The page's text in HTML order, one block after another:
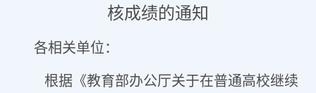
核成绩的通知
各相关单位：
根据《教育部办公厅关于在普通高校继续